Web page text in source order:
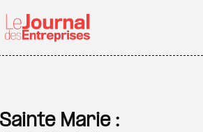
Marie :